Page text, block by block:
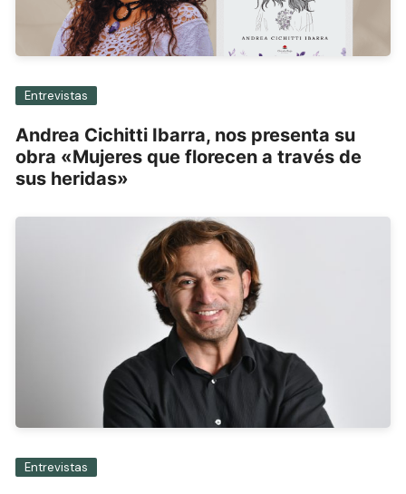
Entrevistas
Andrea Cichitti Ibarra, nos presenta su
obra «Mujeres que florecen a través de
sus heridas»
Entrevistas